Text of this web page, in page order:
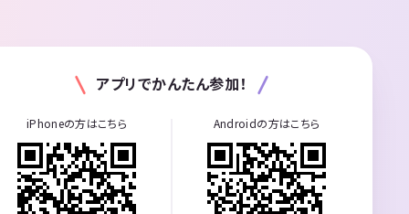
アプリでかんたん参加！
iPhoneの方はこちら Androidの方はこちら